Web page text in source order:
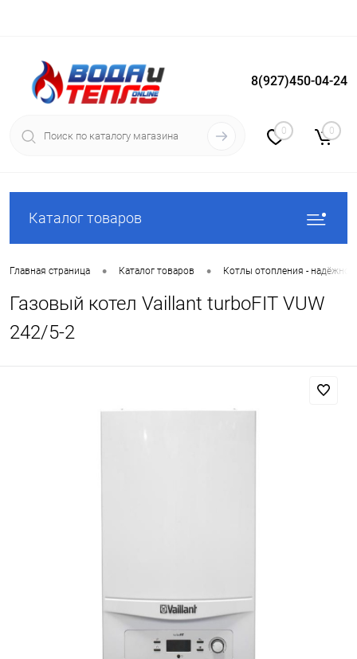
Вход Регистрация
8(927)450-04-24
0 0
Каталог товаров
Главная страница • Каталог товаров • Котлы отопления -
Газовый котел Vaillant turboFIT VUW
242/5-2